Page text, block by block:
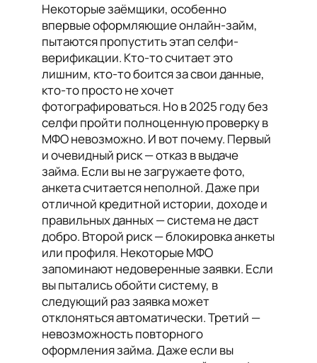
Некоторые заёмщики, особенно
впервые оформляющие онлайн-займ,
пытаются пропустить этап селфи-
верификации. Кто-то считает это
лишним, кто-то боится за свои данные,
кто-то просто не хочет
фотографироваться. Но в 2025 году без
селфи пройти полноценную проверку в
МФО невозможно. И вот почему. Первый
и очевидный риск — отказ в выдаче
займа. Если вы не загружаете фото,
анкета считается неполной. Даже при
отличной кредитной истории, доходе и
правильных данных — система не даст
добро. Второй риск — блокировка анкеты
или профиля. Некоторые МФО
запоминают недоверенные заявки. Если
вы пытались обойти систему, в
следующий раз заявка может
отклоняться автоматически. Третий —
невозможность повторного
оформления займа. Даже если вы